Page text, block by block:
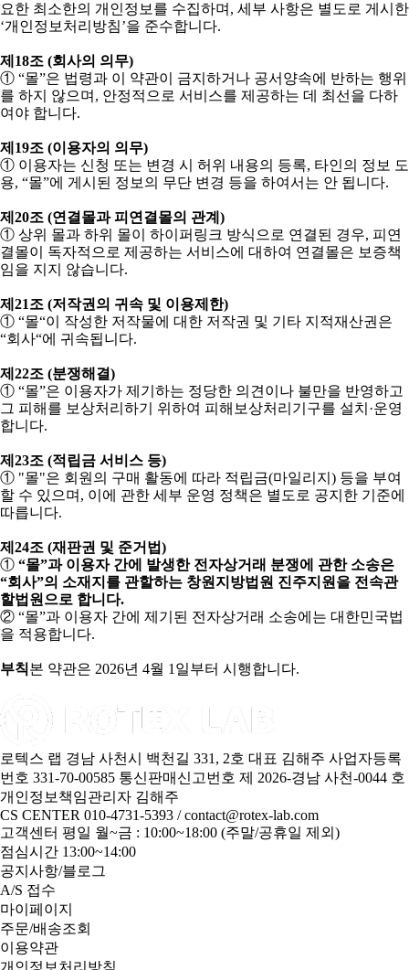
요한 최소한의 개인정보를 수집하며 , 세부 사항은 별도로 게시한
‘개인정보처리방침’을 준수합니다.
제 18조 (회사의 의무)
① “몰”은 법령과 이 약관이 금지하거나 공서양속에 반하는 행위
를 하지 않으며 , 안정적으로 서비스를 제공하는 데 최선을 다하
여야 합니다.
제 19조 (이용자의 의무)
① 이용자는 신청 또는 변경 시 허위 내용의 등록, 타인의 정보 도
용, “몰”에 게시된 정보의 무단 변경 등을 하여서는 안 됩니다.
제 20조 (연결몰과 피연결몰의 관계 )
① 상위 몰과 하위 몰이 하이퍼링크 방식으로 연결된 경우, 피연
결몰이 독자적으로 제공하는 서비스에 대하여 연결몰은 보증책
임을 지지 않습니다.
제 21조 (저작권의 귀속 및 이용제한)
① “몰“이 작성한 저작물에 대한 저작권 및 기타 지적재산권은
“회사“에 귀속됩니다.
제 22조 (분쟁해결)
① “몰”은 이용자가 제기하는 정당한 의견이나 불만을 반영하고
그 피해를 보상처리하기 위하여 피해보상처리기구를 설치 ·운영
합니다.
제 23조 (적립금 서비스 등)
① "몰"은 회원의 구매 활동에 따라 적립금(마일리지 ) 등을 부여
할 수 있으며 , 이에 관한 세부 운영 정책은 별도로 공지한 기준에
따릅니다.
제 24조 (재판권 및 준거법)
① “몰”과 이용자 간에 발생한 전자상거래 분쟁에 관한 소송은
“회사”의 소재지를 관할하는 창원지방법원 진주지원을 전속관
할법원으로 합니다.
② “몰”과 이용자 간에 제기된 전자상거래 소송에는 대한민국법
을 적용합니다.
부칙본 약관은 2026년 4월 1 일부터 시행합니다.
로텍스 랩 경남 사천시 백천길 331, 2호 대표 김해주 사업자등록
번호 331-70-00585 통신판매신고번호 제 2026-경남 사천-0044 호
개인정보책임관리자 김해주
CS CENTER 010-4731-5393 / contact@rotex-lab.com
고객센터 평일 월~금 : 10:00~18:00 (주말/공휴일 제외)
점심시간 13:00~14:00
공지사항/블로그
A/S 접수
마이페이지
주문/배송조회
이용약관
개인정보처리방침